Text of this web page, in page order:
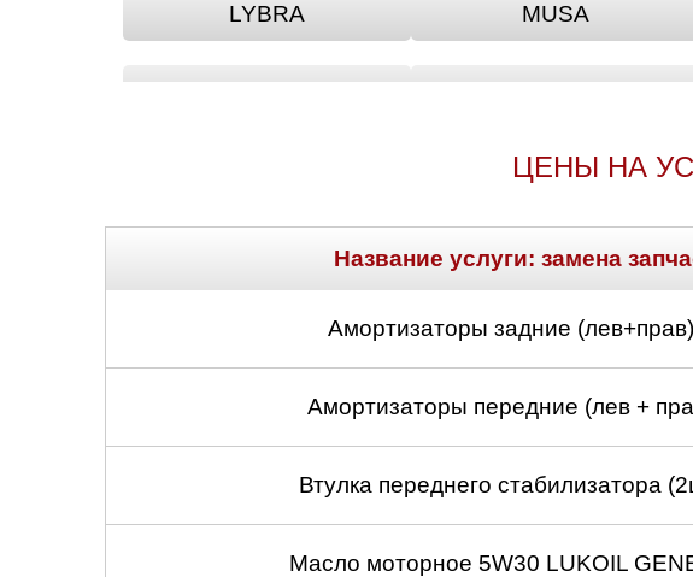
LYBRA MUSA
THEMA THESIS
YPSILON
ЦЕНЫ НА
Название услуги: замена
Амортизаторы задние
Амортизаторы передние (лев +
Втулка переднего стабилизатора
Масло моторное 5W30 LUKOIL